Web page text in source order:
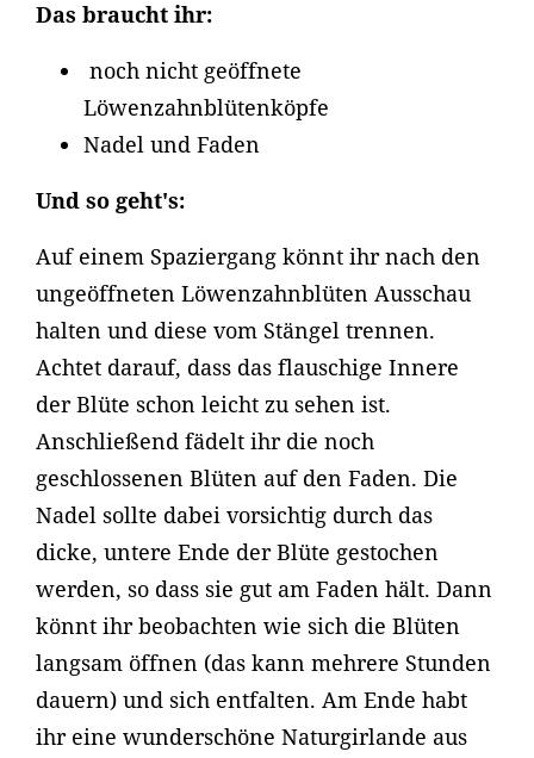
Das braucht ihr:
noch nicht geöffnete
Löwenzahnblütenköpfe
Nadel und Faden
Und so geht's:
Auf einem Spaziergang könnt ihr nach den
ungeöffneten Löwenzahnblüten Ausschau
halten und diese vom Stängel trennen.
Achtet darauf, dass das flauschige Innere
der Blüte schon leicht zu sehen ist.
Anschließend fädelt ihr die noch
geschlossenen Blüten auf den Faden. Die
Nadel sollte dabei vorsichtig durch das
dicke, untere Ende der Blüte gestochen
werden, so dass sie gut am Faden hält. Dann
könnt ihr beobachten wie sich die Blüten
langsam öffnen (das kann mehrere Stunden
dauern) und sich entfalten. Am Ende habt
ihr eine wunderschöne Naturgirlande aus